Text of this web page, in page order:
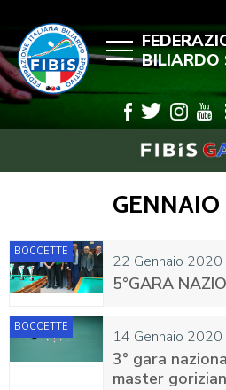
BILIARDO
22 Gennaio 2020
BOCCETTE
5°GARA
14 Gennaio 2020
BOCCETTE
3° gara
master